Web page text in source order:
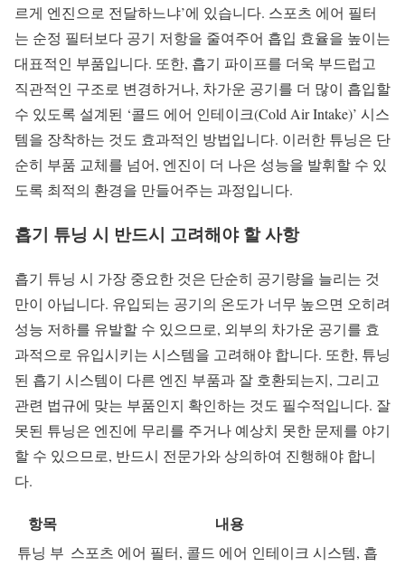
르게 엔진으로 전달하느냐’에 있습니다. 스포츠 에어 필터
는 순정 필터보다 공기 저항을 줄여주어 흡입 효율을 높이는
대표적인 부품입니다. 또한, 흡기 파이프를 더욱 부드럽고
직관적인 구조로 변경하거나, 차가운 공기를 더 많이 흡입할
수 있도록 설계된 ‘콜드 에어 인테이크(Cold Air Intake)’ 시스
템을 장착하는 것도 효과적인 방법입니다. 이러한 튜닝은 단
순히 부품 교체를 넘어, 엔진이 더 나은 성능을 발휘할 수 있
도록 최적의 환경을 만들어주는 과정입니다.
흡기 튜닝 시 반드시 고려해야 할 사항
흡기 튜닝 시 가장 중요한 것은 단순히 공기량을 늘리는 것
만이 아닙니다. 유입되는 공기의 온도가 너무 높으면 오히려
성능 저하를 유발할 수 있으므로, 외부의 차가운 공기를 효
과적으로 유입시키는 시스템을 고려해야 합니다. 또한, 튜닝
된 흡기 시스템이 다른 엔진 부품과 잘 호환되는지, 그리고
관련 법규에 맞는 부품인지 확인하는 것도 필수적입니다. 잘
못된 튜닝은 엔진에 무리를 주거나 예상치 못한 문제를 야기
할 수 있으므로, 반드시 전문가와 상의하여 진행해야 합니
다.
항목 내용
튜닝 부 스포츠 에어 필터, 콜드 에어 인테이크 시스템, 흡